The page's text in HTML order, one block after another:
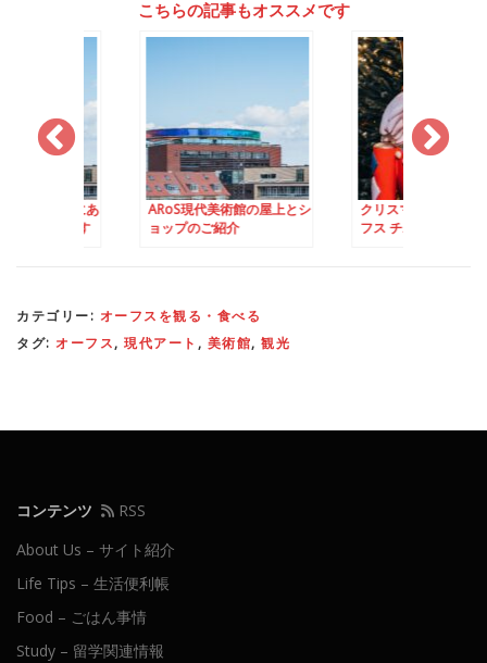
こちらの記事もオススメです
術館の屋上とシ
クリスマスシーズンのオー
フス チボリ
デンマークの古い街
体験できる Den
カテゴリー: オーフスを観る・食べる
タグ: オーフス, 現代アート , 美術館, 観光
コンテンツ
RSS
About Us – サイト紹介
Life Tips – 生活便利帳
Food – ごはん事情
Study – 留学関連情報